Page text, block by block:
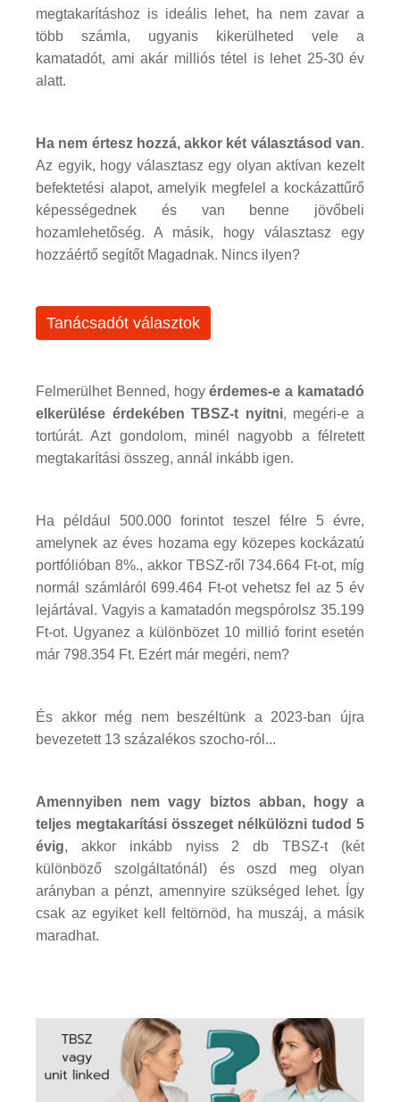
megtakarításhoz is ideális lehet, ha nem zavar a
több számla, ugyanis kikerülheted vele a
kamatadót, ami akár milliós tétel is lehet 25-30 év
alatt.
Ha nem értesz hozzá, akkor két választásod van.
Az egyik, hogy választasz egy olyan aktívan kezelt
befektetési alapot, amelyik megfelel a kockázattűrő
képességednek és van benne jövőbeli
hozamlehetőség. A másik, hogy választasz egy
hozzáértő segítőt Magadnak. Nincs ilyen?
Tanácsadót választok
Felmerülhet Benned, hogyérdemes-e a kamatadó
elkerülése érdekében TBSZ-t nyitni, megéri-e a
tortúrát. Azt gondolom, minél nagyobb a félretett
megtakarítási összeg, annál inkább igen.
Ha például 500.000 forintot teszel félre 5 évre,
amelynek az éves hozama egy közepes kockázatú
portfólióban 8%., akkor TBSZ-ről 734.664 Ft-ot, míg
normál számláról 699.464 Ft-ot vehetsz fel az 5 év
lejártával. Vagyis a kamatadón megspórolsz 35.199
Ft-ot. Ugyanez a különbözet 10 millió forint esetén
már 798.354 Ft. Ezért már megéri, nem?
És akkor még nem beszéltünk a 2023-ban újra
bevezetett 13 százalékos szocho-ról...
Amennyiben nem vagy biztos abban, hogy a
teljes megtakarítási összeget nélkülözni tudod 5
évig, akkor inkább nyiss 2 db TBSZ-t (két
különböző szolgáltatónál) és oszd meg olyan
arányban a pénzt, amennyire szükséged lehet. Így
csak az egyiket kell feltörnöd, ha muszáj, a másik
maradhat.